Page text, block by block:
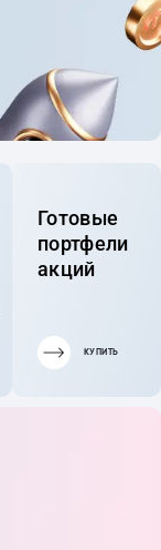
Готовые
портфели
акций
КУПИТЬ